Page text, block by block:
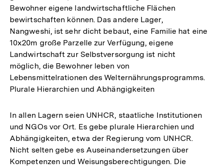
Bewohner eigene landwirtschaftliche Flächen
bewirtschaften können. Das andere Lager,
Nangweshi, ist sehr dicht bebaut, eine Familie hat eine
10x20m große Parzelle zur Verfügung, eigene
Landwirtschaft zur Selbstversorgung ist nicht
möglich, die Bewohner leben von
Lebensmittelrationen des Welternährungsprogramms.
Plurale Hierarchien und Abhängigkeiten
In allen Lagern seien UNHCR, staatliche Institutionen
und NGOs vor Ort. Es gebe plurale Hierarchien und
Abhängigkeiten, etwa der Regierung vom UNHCR.
Nicht selten gebe es Auseinandersetzungen über
Kompetenzen und Weisungsberechtigungen. Die